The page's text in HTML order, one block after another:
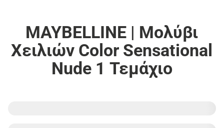
MAYBELLINE | Μολύβι
Χειλιών Color Sensational
Nude 1 Τεμάχιο